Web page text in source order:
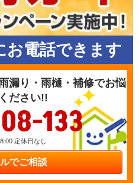
お電話できます
漏り・雨樋・補修でお悩
ださい!!
133
定休日なし
でご相談